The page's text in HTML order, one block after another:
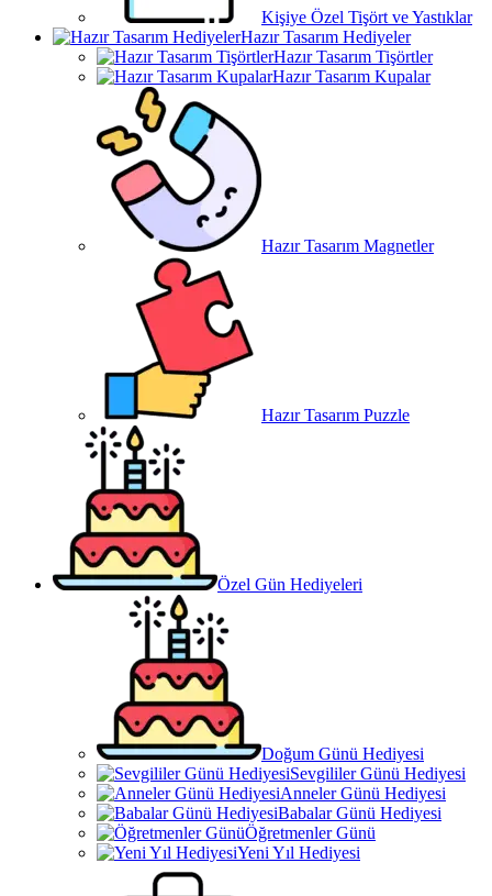
Kişiye Özel Tişört ve Yastıklar
Hazır Tasarım Hediyeler
Hazır Tasarım Tişörtler
Hazır Tasarım Kupalar
Hazır Tasarım Magnetler
Hazır Tasarım Puzzle
Özel Gün Hediyeleri
Doğum Günü Hediyesi
Sevgililer Günü Hediyesi
Anneler Günü Hediyesi
Babalar Günü Hediyesi
Öğretmenler Günü
Yeni Yıl Hediyesi